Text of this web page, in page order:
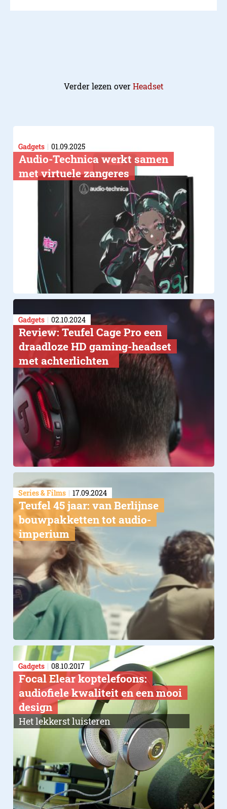
Verder lezen overHeadset
Gadgets 01.09.2025
Audio-Technica werkt samen
met virtuele zangeres
Gadgets 02.10.2024
Review: Teufel Cage Pro een
draadloze HD gaming-headset
met achterlichten
Series & Films 17.09.2024
Teufel 45 jaar: van Berlijnse
bouwpakketten tot audio-
imperium
Gadgets 08.10.2017
Focal Elear koptelefoons:
audiofiele kwaliteit en een mooi
design
Het lekkerst luisteren